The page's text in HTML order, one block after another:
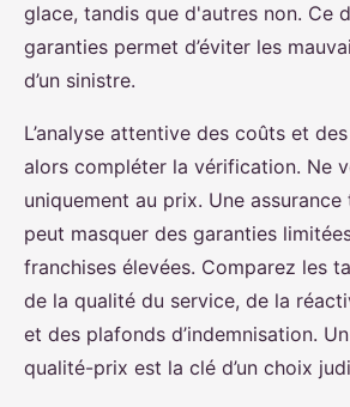
glace, tandis que d'autres non. Ce
garanties permet d’éviter les
d’un sinistre.
L’analyse attentive des coûts et
alors compléter la vérification. Ne
uniquement au prix. Une
peut masquer des garanties
franchises élevées. Comparez les
de la qualité du service, de la
et des plafonds d’indemnisation.
qualité-prix est la clé d’un choix